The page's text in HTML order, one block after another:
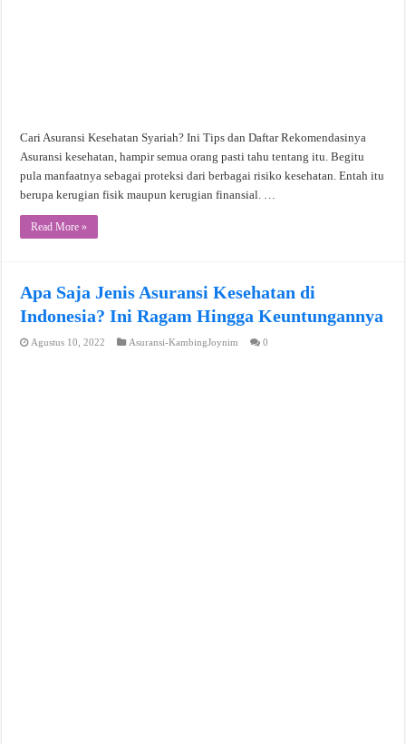
Cari Asuransi Kesehatan Syariah? Ini Tips dan Daftar Rekomendasinya
Asuransi kesehatan, hampir semua orang pasti tahu tentang itu. Begitu
pula manfaatnya sebagai proteksi dari berbagai risiko kesehatan. Entah itu
berupa kerugian fisik maupun kerugian finansial. …
Read More »
Apa Saja Jenis Asuransi Kesehatan di
Indonesia? Ini Ragam Hingga Keuntungannya
Agustus 10, 2022 Asuransi-KambingJoynim 0